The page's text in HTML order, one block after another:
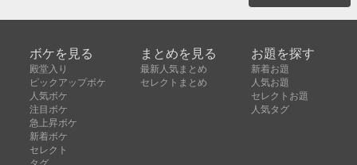
ボケを見る
殿堂入り
ピックアップボケ
人気ボケ
注目ボケ
急上昇ボケ
新着ボケ
セレクト
まとめを見る
最新人気まとめ
セレクトまとめ
お題を探す
新着お題
人気お題
セレクトお題
人気タグ